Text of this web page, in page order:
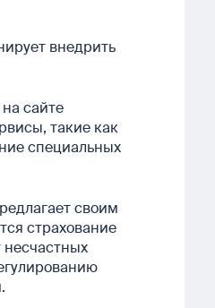
внедрить
сайте
такие как
специальных
своим
страхование